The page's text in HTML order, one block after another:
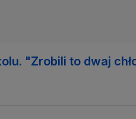
"Zrobili to dwaj